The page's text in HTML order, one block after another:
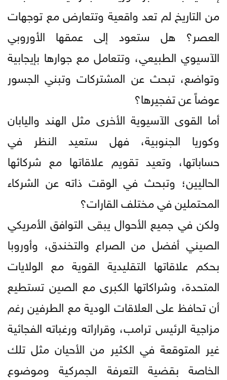
من التاريخ لم تعد واقعية وتتعارض مع توجهات
العصر؟ هل ستعود إلى عمقها الأوروبي
الآسيوي الطبيعي، وتتعامل مع جوارها بإيجابية
وتواضع، تبحث عن المشتركات وتبني الجسور
عوضاً عن تفجيرها؟
أما القوى الآسيوية الأخرى مثل الهند واليابان
وكوريا الجنوبية، فهل ستعيد النظر في
حساباتها، وتعيد تقويم علاقاتها مع شركائها
الحاليين؛ وتبحث في الوقت ذاته عن الشركاء
المحتملين في مختلف القارات؟
ولكن في جميع الأحوال يبقى التوافق الأمريكي
الصيني أفضل من الصراع والتخندق، وأوروبا
بحكم علاقاتها التقليدية القوية مع الولايات
المتحدة، وشراكاتها الكبرى مع الصين تستطيع
أن تحافظ على العلاقات الودية مع الطرفين رغم
مزاجية الرئيس ترامب، وقراراته ورغباته الفجائية
غير المتوقعة في الكثير من الأحيان مثل تلك
الخاصة بقضية التعرفة الجمركية وموضوع